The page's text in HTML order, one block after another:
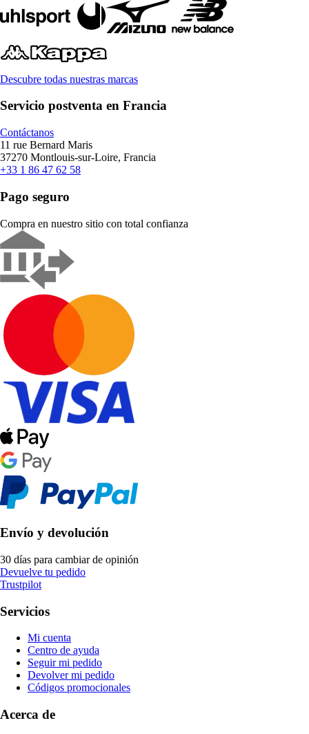
Descubre todas nuestras marcas
Servicio postventa en Francia
Contáctanos
11 rue Bernard Maris
37270 Montlouis-sur-Loire, Francia
+33 1 86 47 62 58
Pago seguro
Compra en nuestro sitio con total confianza
Envío y devolución
30 días para cambiar de opinión
Devuelve tu pedido
Trustpilot
Servicios
Mi cuenta
Centro de ayuda
Seguir mi pedido
Devolver mi pedido
Códigos promocionales
Acerca de